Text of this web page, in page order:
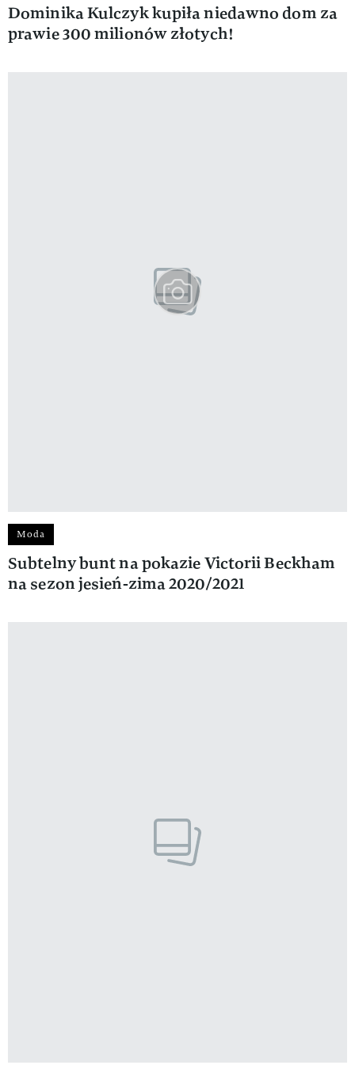
Dominika Kulczyk kupiła niedawno dom za
prawie 300 milionów złotych!
Moda
Subtelny bunt na pokazie Victorii Beckham
na sezon jesień-zima 2020/2021